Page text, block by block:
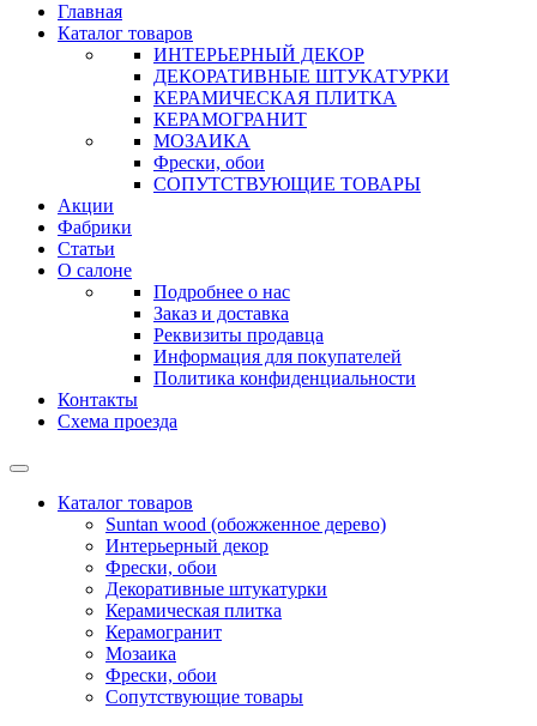
Главная
Каталог товаров
ИНТЕРЬЕРНЫЙ ДЕКОР
ДЕКОРАТИВНЫЕ ШТУКАТУРКИ
КЕРАМИЧЕСКАЯ ПЛИТКА
КЕРАМОГРАНИТ
МОЗАИКА
Фрески, обои
СОПУТСТВУЮЩИЕ ТОВАРЫ
Акции
Фабрики
Статьи
О салоне
Подробнее о нас
Заказ и доставка
Реквизиты продавца
Информация для покупателей
Политика конфиденциальности
Контакты
Схема проезда
Каталог товаров
Suntan wood (обожженное дерево)
Интерьерный декор
Фрески, обои
Декоративные штукатурки
Керамическая плитка
Керамогранит
Мозаика
Фрески, обои
Сопутствующие товары